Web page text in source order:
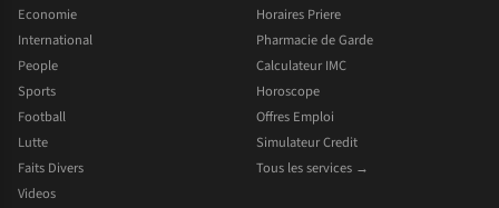
Economie
International
People
Sports
Football
Lutte
Faits Divers
Videos
Horaires Priere
Pharmacie de Garde
Calculateur IMC
Horoscope
Offres Emploi
Simulateur Credit
Tous les services →